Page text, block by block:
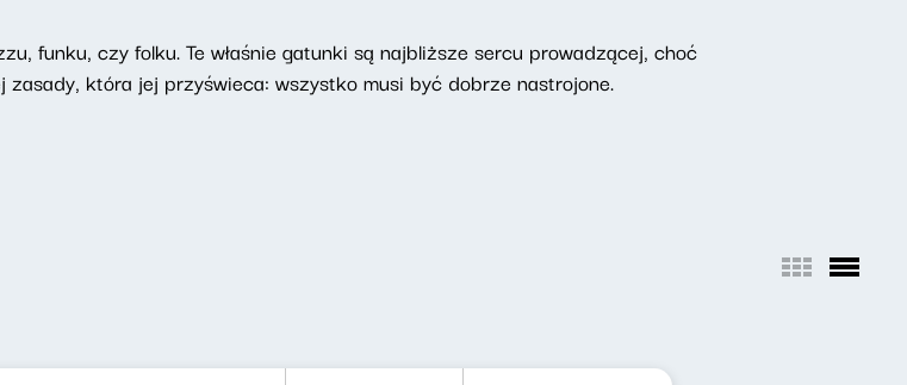
funku, czy folku. Te właśnie gatunki są najbliższe sercu prowadzącej, choć
która jej przyświeca: wszystko musi być dobrze nastrojone.